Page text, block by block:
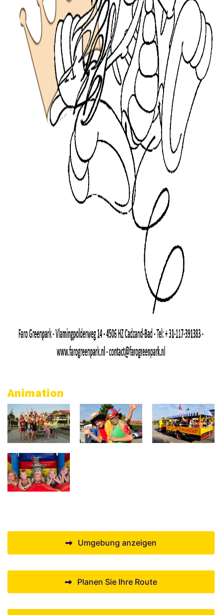
Animation
Umgebung anzeigen
Planen Sie Ihre Route